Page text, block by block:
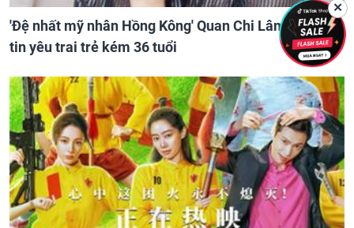
'Đệ nhất mỹ nhân Hồng Kông' Quan Chi Lâm phản hồi
tin yêu trai trẻ kém 36 tuổi
✕